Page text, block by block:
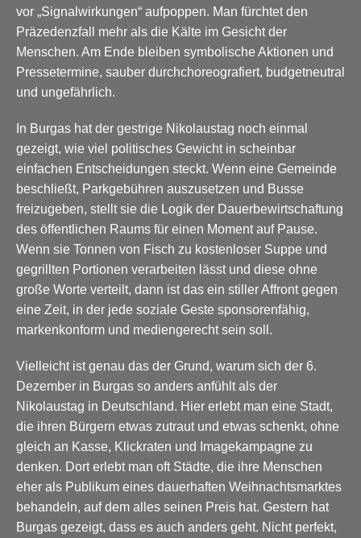
vor „Signalwirkungen“ aufpoppen. Man fürchtet den
Präzedenzfall mehr als die Kälte im Gesicht der
Menschen. Am Ende bleiben symbolische Aktionen und
Pressetermine, sauber durchchoreografiert, budgetneutral
und ungefährlich.
In Burgas hat der gestrige Nikolaustag noch einmal
gezeigt, wie viel politisches Gewicht in scheinbar
einfachen Entscheidungen steckt. Wenn eine Gemeinde
beschließt, Parkgebühren auszusetzen und Busse
freizugeben, stellt sie die Logik der Dauerbewirtschaftung
des öffentlichen Raums für einen Moment auf Pause.
Wenn sie Tonnen von Fisch zu kostenloser Suppe und
gegrillten Portionen verarbeiten lässt und diese ohne
große Worte verteilt, dann ist das ein stiller Affront gegen
eine Zeit, in der jede soziale Geste sponsorenfähig,
markenkonform und mediengerecht sein soll.
Vielleicht ist genau das der Grund, warum sich der 6.
Dezember in Burgas so anders anfühlt als der
Nikolaustag in Deutschland. Hier erlebt man eine Stadt,
die ihren Bürgern etwas zutraut und etwas schenkt, ohne
gleich an Kasse, Klickraten und Imagekampagne zu
denken. Dort erlebt man oft Städte, die ihre Menschen
eher als Publikum eines dauerhaften Weihnachtsmarktes
behandeln, auf dem alles seinen Preis hat. Gestern hat
Burgas gezeigt, dass es auch anders geht. Nicht perfekt,